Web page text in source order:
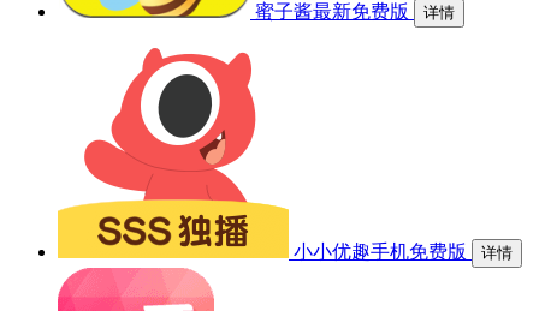
蜜子酱最新免费版 详情
小小优趣手机免费版 详情